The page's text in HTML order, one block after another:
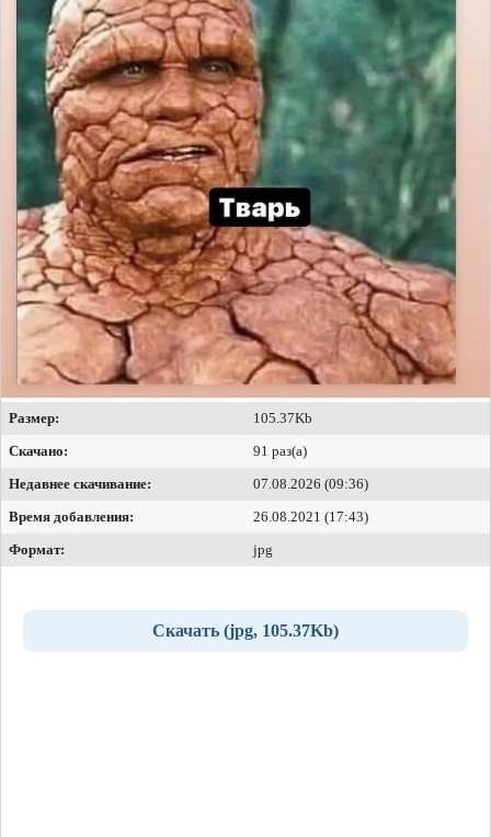
Размер:
105.37Kb
Скачано:
91 раз(а)
Недавнее скачивание:
07.08.2026 (09:36)
Время добавления:
26.08.2021 (17:43)
Формат:
jpg
Скачать (jpg, 105.37Kb)